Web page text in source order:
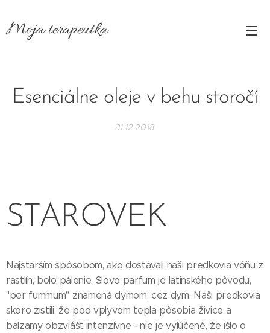
Mojaterapeutka
Esenciálne oleje v behu storočí
31.12.2018
STAROVEK
Najstarším spôsobom, ako dostávali naši predkovia vôňu z
rastlín, bolo pálenie. Slovo parfum je latinského pôvodu,
"per fummum" znamená dymom, cez dym. Naši predkovia
skoro zistili, že pod vplyvom tepla pôsobia živice a
balzamy obzvlášť intenzívne - nie je vylúčené, že išlo o